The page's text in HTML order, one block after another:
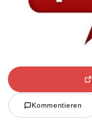
Kommentieren